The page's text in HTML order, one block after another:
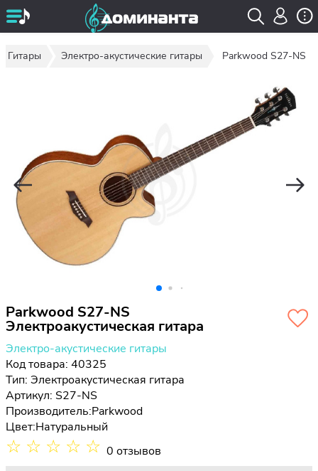
Гитары Электро-акустические гитары Parkwood S27-NS
Parkwood S27-NS
Электроакустическая гитара
Электро-акустические гитары
Код товара: 40325
Тип: Электроакустическая гитара
Артикул: S27-NS
Производитель:Parkwood
Цвет:Натуральный
☆ ☆ ☆ ☆ ☆ 0 отзывов